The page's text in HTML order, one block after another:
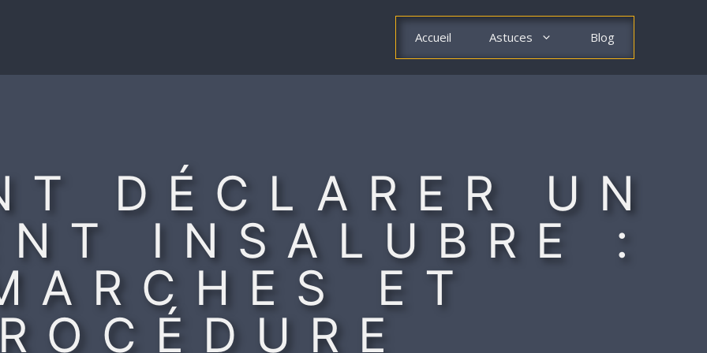
Accueil Astuces Blog
DÉCLARER UN
INSALUBRE :
ET